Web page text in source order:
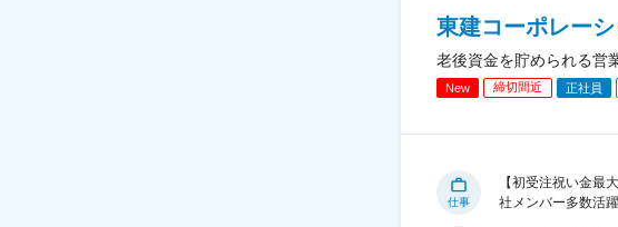
東建コーポレー
老後資金を貯められる営
New 締切間近 正社員
仕事
【初受注祝い金最
社メンバー多数活躍